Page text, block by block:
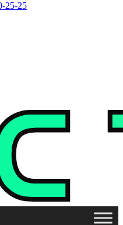
25-25